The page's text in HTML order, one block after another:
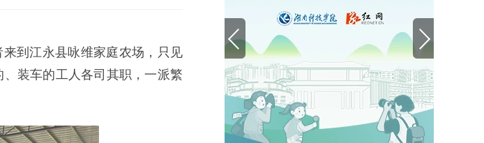
来到江永县咏维家庭农场，只见
装车的工人各司其职，一派繁